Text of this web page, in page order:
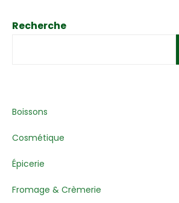
Recherche
Boissons
Cosmétique
Épicerie
Fromage & Crèmerie